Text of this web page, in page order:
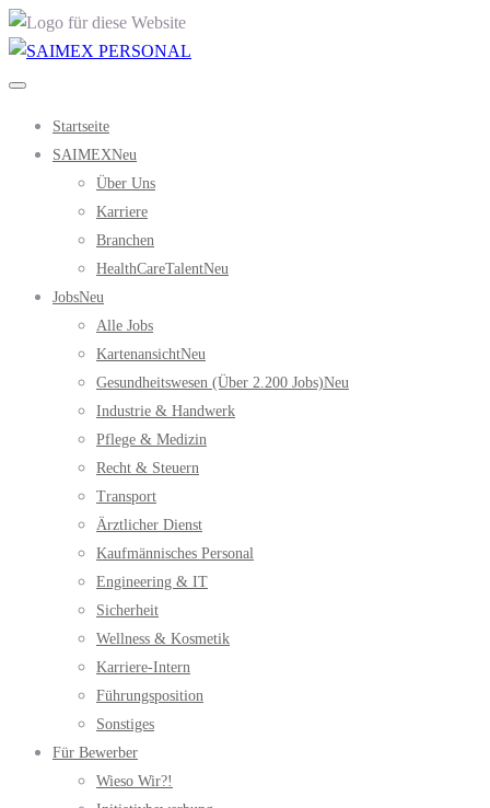
Startseite
SAIMEXNeu
Über Uns
Karriere
Branchen
HealthCareTalentNeu
JobsNeu
Alle Jobs
KartenansichtNeu
Gesundheitswesen (über 2.200 Jobs)Neu
Industrie & Handwerk
Pflege & Medizin
Recht & Steuern
Transport
Ärztlicher Dienst
Kaufmännisches Personal
Engineering & IT
Sicherheit
Wellness & Kosmetik
Karriere-Intern
Führungsposition
Sonstiges
Für Bewerber
Wieso Wir?!